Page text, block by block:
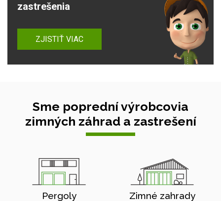
zastrešenia
ZJISTIŤ VIAC
Sme poprední výrobcovia
zimných záhrad a zastrešení
Pergoly Zimné zahrady